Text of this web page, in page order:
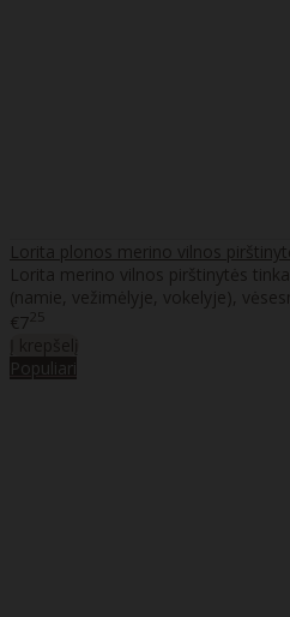
Lorita plonos merino vilnos
Lorita merino vilnos pirštinytės
(namie, vežimėlyje, vokelyje),
€725
Populiari